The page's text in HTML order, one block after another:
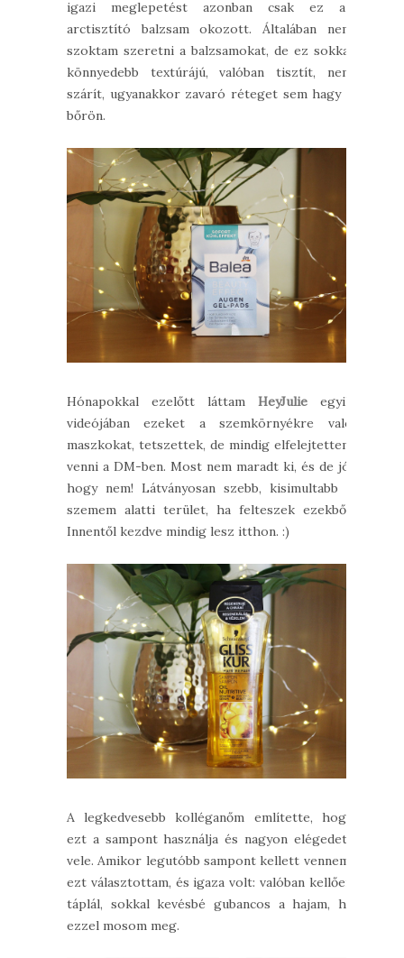
igazi meglepetést azonban csak ez az
arctisztító balzsam okozott. Általában nem
szoktam szeretni a balzsamokat, de ez sokkal
könnyedebb textúrájú, valóban tisztít, nem
szárít, ugyanakkor zavaró réteget sem hagy a
bőrön.
Hónapokkal ezelőtt láttam HeyJulie
egyik
videójában ezeket a szemkörnyékre való
maszkokat, tetszettek, de mindig elfelejtettem
venni a DM-ben. Most nem maradt ki, és de jó,
hogy nem! Látványosan szebb, kisimultabb a
szemem alatti terület, ha felteszek ezekből.
Innentől kezdve mindig lesz itthon. :)
A legkedvesebb kolléganőm említette, hogy
ezt a sampont használja és nagyon elégedett
vele. Amikor legutóbb sampont kellett vennem,
ezt választottam, és igaza volt: valóban kellően
táplál, sokkal kevésbé gubancos a hajam, ha
ezzel mosom meg.